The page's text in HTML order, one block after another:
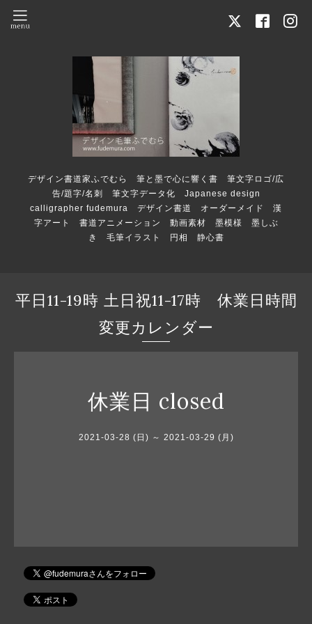
デザイン書道家ふでむら 筆と墨で心に響く書 筆文字ロゴ/広
告/題字/名刺 筆文字データ化 Japanese design
calligrapher fudemura デザイン書道 オーダーメイド 漢
字アート 書道アニメーション 動画素材 墨模様 墨しぶ
き 毛筆イラスト 円相 静心書
平日11-19時 土日祝11-17時 休業日時間
変更カレンダー
休業日 closed
2021-03-28 (日) ～ 2021-03-29 (月)